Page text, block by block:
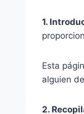
1.
Esta
alguien
2.